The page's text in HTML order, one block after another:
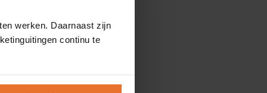
werken. Daarnaast zijn
continu te